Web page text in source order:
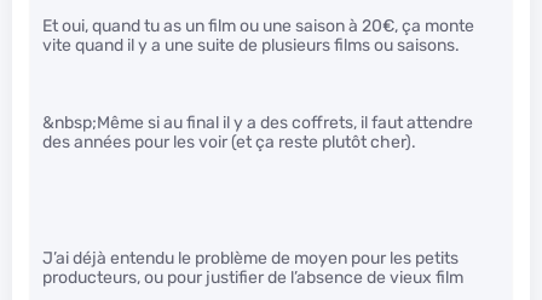
Et oui, quand tu as un film ou une saison à 20€, ça monte
vite quand il y a une suite de plusieurs films ou saisons.
&nbsp;Même si au final il y a des coffrets, il faut attendre
des années pour les voir (et ça reste plutôt cher).
J’ai déjà entendu le problème de moyen pour les petits
producteurs, ou pour justifier de l’absence de vieux film